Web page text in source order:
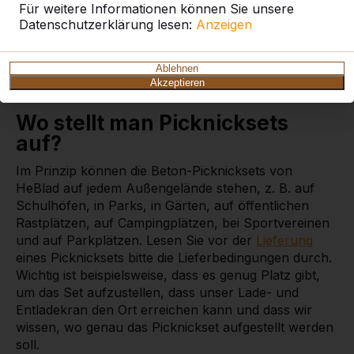
Für weitere Informationen können Sie unsere
Datenschutzerklärung lesen: Anzeigen
Ablehnen
Akzeptieren
massivem Beton, was dem Set eine solide Festigkeit
verleiht und es unempfindlich gegen Diebstahl und
Vandalismus macht. So haben Sie die Garantie, dass
dieses Picknickset jahrzehntelang Freude bereitet
und stets sein schönes Aussehen behält.
Wo stellt man Picknicksets
auf?
Im Prinzip können die Beton-Picknicksets von
HeBlad auf jedem Außengelände stehen, z. B. auf
Schulhöfen, in Parks, in Gärten, auf öffentlichen
Rastplätzen, auf Campingplätzen, bei Sportvereinen
und auf Parkplätzen. Lesen Sie vor der Lieferung
eines Picknicksets bitte die Lieferbedingungen durch.
Wichtig ist beispielsweise, dass es genug Platz gibt,
um das Set aufzustellen, dass unser Lade- und
Entladekran den Ort erreichen kann und dass wir
wissen, wo genau das Picknickset aufgestellt werden
soll.